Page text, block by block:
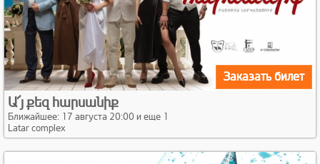
Заказать билет
Ա՜յ քեզ հարսանիք
Ближайшее: 17 августа 20:00 и еще 1
Latar complex